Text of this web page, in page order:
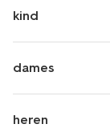
kind
dames
heren